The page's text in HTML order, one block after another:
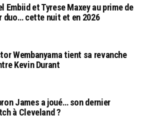
Embiid et Tyrese Maxey au prime de
duo… cette nuit et en 2026
Wembanyama tient sa revanche
Kevin Durant
James a joué… son dernier
à Cleveland ?